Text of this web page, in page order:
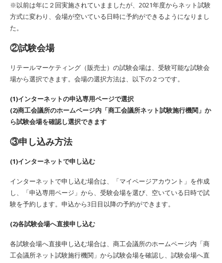
※以前は年に２回実施されていまましたが、2021年度からネット試験
方式に変わり、会場が空いている日時に予約ができるようになりまし
た。
②試験会場
リテールマーケティング（販売士）の試験会場は、受験可能な試験会
場から選択できます。会場の選択方法は、以下の２つです。
(1)インターネットの申込専用ページで選択
(2)商工会議所のホームページ内「商工会議所ネット試験施行機関」か
ら試験会場を確認し選択できます
③申し込み方法
(1)インターネットで申し込む
インターネットで申し込む場合は、「マイページアカウント」を作成
し、「申込専用ページ」から、受験会場を選び、空いている日時で試
験を予約します。申込から3日目以降の予約ができます。
(2)各試験会場へ直接申し込む
各試験会場へ直接申し込む場合は、商工会議所のホームページ内「商
工会議所ネット試験施行機関」から試験会場を確認し、試験会場へ直